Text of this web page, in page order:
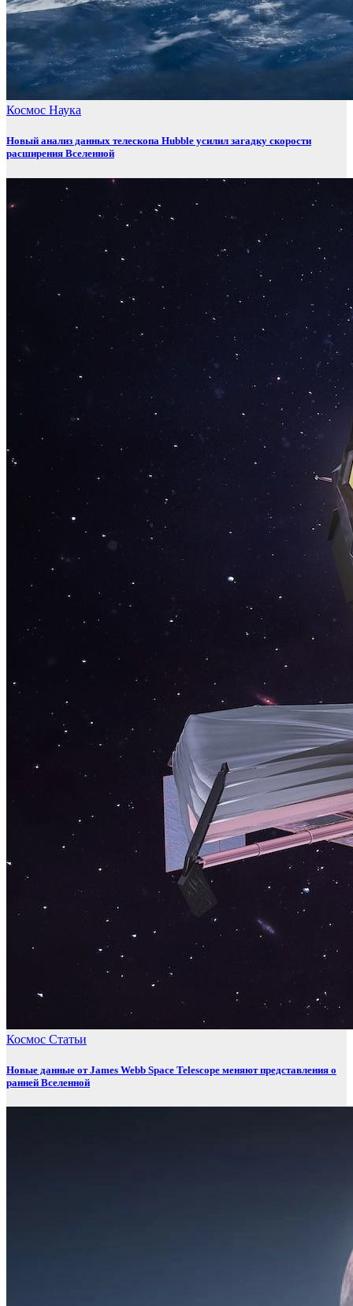
Космос Наука
Новый анализ данных телескопа Hubble усилил загадку скорости
расширения Вселенной
Космос Статьи
Новые данные от James Webb Space Telescope меняют представления о
ранней Вселенной